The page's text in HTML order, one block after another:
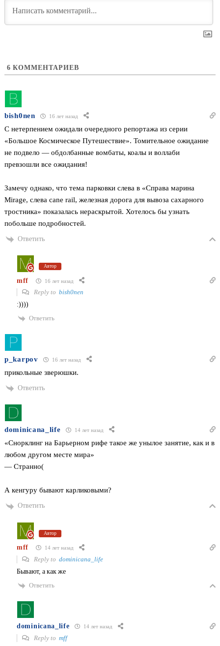
6 КОММЕНТАРИЕВ
bish0nen 16 лет назад
С нетерпением ожидали очередного репортажа из серии
«Большое Космическое Путешествие». Томительное ожидание
не подвело — обдолбанные вомбаты, коалы и воллаби
превзошли все ожидания!
Замечу однако, что тема парковки слева в «Справа марина
Mirage, слева cane rail, железная дорога для вывоза сахарного
тростника» показалась нераскрытой. Хотелось бы узнать
побольше подробностей.
Ответить
Автор
mff 16 лет назад
Reply to bish0nen
:))))
Ответить
p_karpov 16 лет назад
прикольные зверюшки.
Ответить
dominicana_life 14 лет назад
«Снорклинг на Барьерном рифе такое же унылое занятие, как и в
любом другом месте мира»
— Странно(
А кенгуру бывают карликовыми?
Ответить
Автор
mff 14 лет назад
Reply to dominicana_life
Бывают, а как же
Ответить
dominicana_life 14 лет назад
Reply to mff